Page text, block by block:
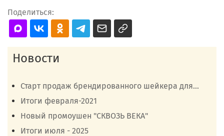
Поделиться:
Новости
Старт продаж брендированного шейкера для...
Итоги февраля-2021
Новый промоушен "СКВОЗЬ ВЕКА"
Итоги июля - 2025